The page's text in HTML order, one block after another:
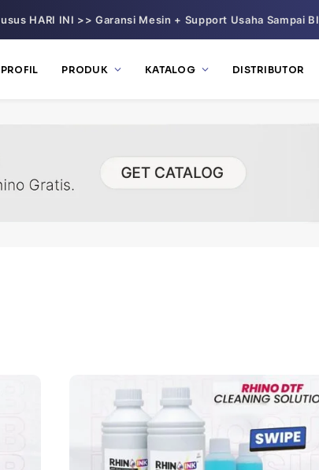
HARI INI >> Garansi Mesin + Support Usaha Sampai
PROFIL PRODUK KATALOG DISTRIBUTOR